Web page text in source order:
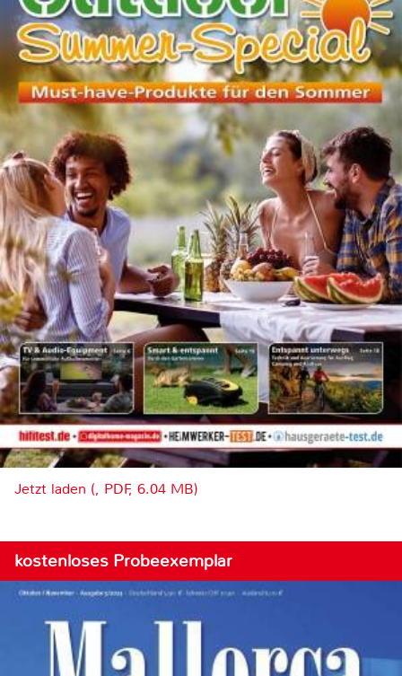
Jetzt laden (, PDF, 6.04 MB)
kostenloses Probeexemplar